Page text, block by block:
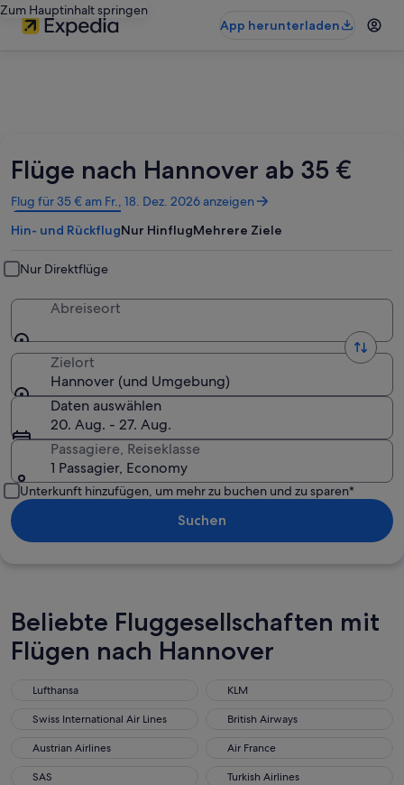
Zum Hauptinhalt springen
App herunterladen
Flüge nach Hannover ab 35 €
Flug für 35 € am Fr., 18. Dez. 2026 anzeigen
Wird
in
einem
Fenster
geöffnet
Hin- und RückflugNur HinflugMehrere Ziele
Nur Direktflüge
Abreiseort
Zielort
Hannover (und Umgebung)
Daten auswählen
20. Aug. - 27. Aug.
Passagiere, Reiseklasse
1 Passagier, Economy
Unterkunft hinzufügen, um mehr zu buchen und zu sparen*
Suchen
Beliebte Fluggesellschaften mit
Flügen nach Hannover
Lufthansa
Lufthansa KLM
KLM
Swiss International Air Lines
Swiss International Air Lines British Airways
British Airways
Austrian Airlines
Austrian Airlines Air France
Air France
SAS
SAS Turkish Airlines
Turkish Airlines